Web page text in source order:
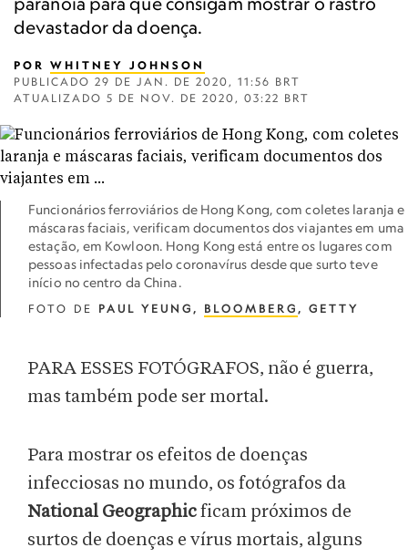
devastador da doença.
POR WHITNEY JOHNSON
PUBLICADO 29 DE JAN. DE 2020, 11:56 BRT
ATUALIZADO 5 DE NOV. DE 2020, 03:22 BRT
Funcionários ferroviários de Hong Kong, com coletes laranja e
máscaras faciais, verificam documentos dos viajantes em uma
estação, em Kowloon. Hong Kong está entre os lugares com
pessoas infectadas pelo coronavírus desde que surto teve
início no centro da China.
FOTO DE PAUL YEUNG, BLOOMBERG , GETTY
PARA ESSES FOTÓGRAFOS, não é guerra,
mas também pode ser mortal.
Para mostrar os efeitos de doenças
infecciosas no mundo, os fotógrafos da
National Geographicficam próximos de
surtos de doenças e vírus mortais, alguns